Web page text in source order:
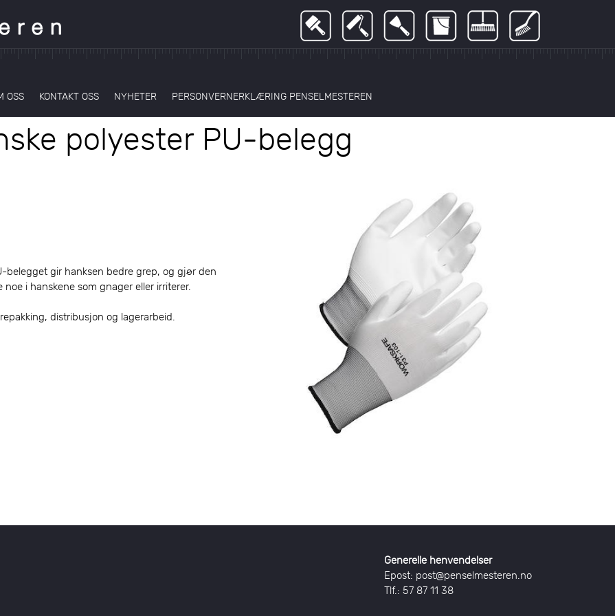
OSS KONTAKT OSS NYHETER PERSONVERNERKLÆRING PENSELMESTEREN
polyester PU-belegg
belegget gir hanksen bedre grep, og gjør den
i hanskene som gnager eller irriterer.
distribusjon og lagerarbeid.
Generelle henvendelser
Epost: post@penselmesteren.no
Tlf.: 57 87 11 38